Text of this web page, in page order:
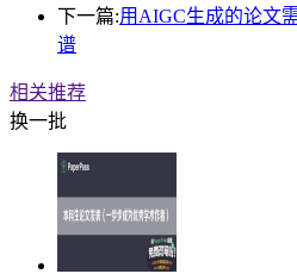
下一篇:用AIGC生成的论文
谱
相关推荐
换一批